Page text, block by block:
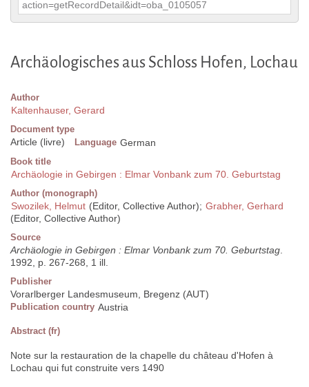
action=getRecordDetail&idt=oba_0105057
Archäologisches aus Schloss Hofen, Lochau
Author
Kaltenhauser, Gerard
Document type
Article (livre) Language German
Book title
Archäologie in Gebirgen : Elmar Vonbank zum 70. Geburtstag
Author (monograph)
Swozilek, Helmut (Editor, Collective Author); Grabher, Gerhard
(Editor, Collective Author)
Source
Archäologie in Gebirgen : Elmar Vonbank zum 70. Geburtstag.
1992, p. 267-268, 1 ill.
Publisher
Vorarlberger Landesmuseum, Bregenz (AUT)
Publication country Austria
Abstract (fr)
Note sur la restauration de la chapelle du château d'Hofen à
Lochau qui fut construite vers 1490